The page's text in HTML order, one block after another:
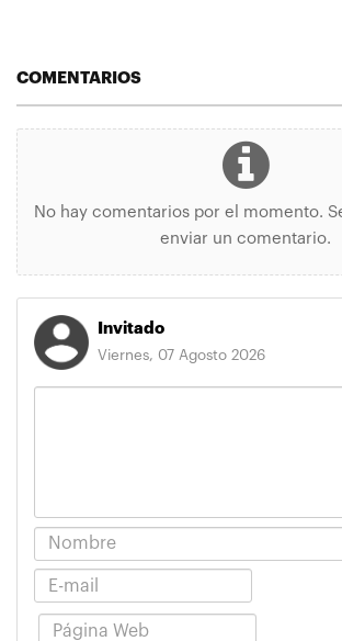
COMENTARIOS
No hay comentarios por el momento.
enviar un comentario.
Invitado
Viernes, 07 Agosto 2026